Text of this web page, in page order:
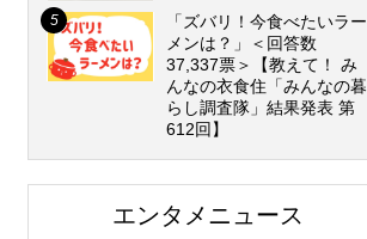
「ズバリ！今食べたいラー
メンは？」＜回答数
37,337票＞【教えて！ み
んなの衣食住「みんなの暮
らし調査隊」結果発表 第
612回】
エンタメニュース